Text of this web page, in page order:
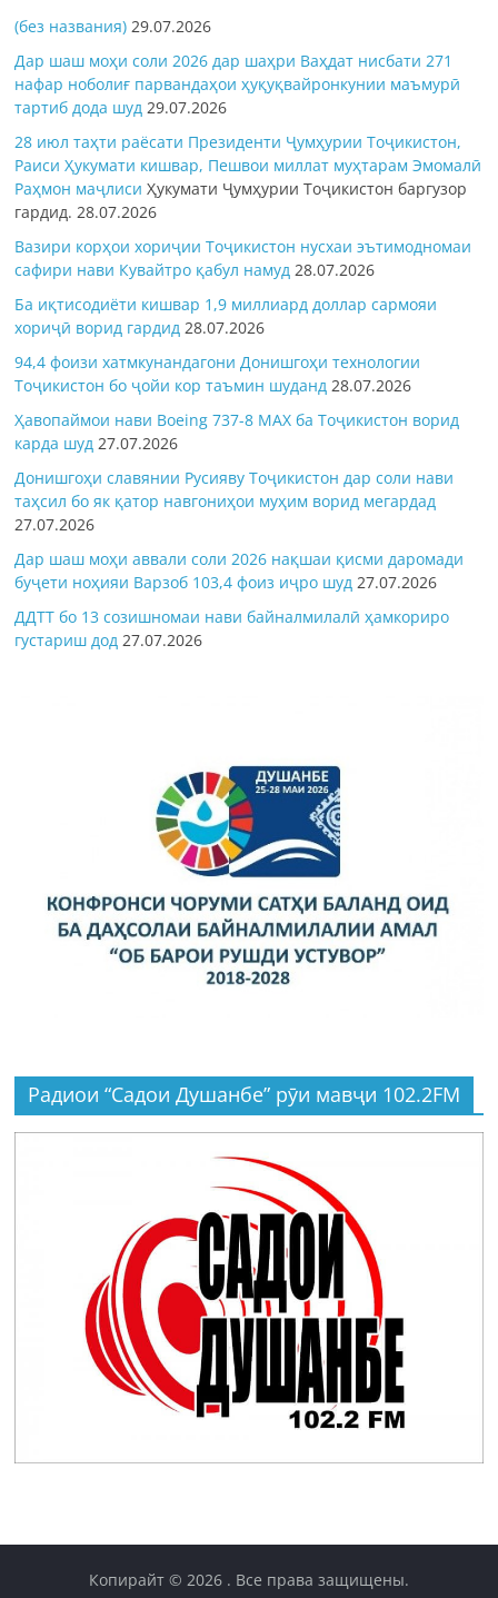
(без названия) 29.07.2026
Дар шаш моҳи соли 2026 дар шаҳри Ваҳдат нисбати 271
нафар ноболиғ парвандаҳои ҳуқуқвайронкунии маъмурӣ
тартиб дода шуд 29.07.2026
28 июл таҳти раёсати Президенти Ҷумҳурии Тоҷикистон,
Раиси Ҳукумати кишвар, Пешвои миллат муҳтарам Эмомалӣ
Раҳмон маҷлисиҲукумати Ҷумҳурии Тоҷикистон баргузор
гардид.28.07.2026
Вазири корҳои хориҷии Тоҷикистон нусхаи эътимодномаи
сафири нави Кувайтро қабул намуд 28.07.2026
Ба иқтисодиёти кишвар 1,9 миллиард доллар сармояи
хориҷӣ ворид гардид 28.07.2026
94,4 фоизи хатмкунандагони Донишгоҳи технологии
Тоҷикистон бо ҷойи кор таъмин шуданд 28.07.2026
Ҳавопаймои нави Boeing 737-8 MAX ба Тоҷикистон ворид
карда шуд 27.07.2026
Донишгоҳи славянии Русияву Тоҷикистон дар соли нави
таҳсил бо як қатор навгониҳои муҳим ворид мегардад
27.07.2026
Дар шаш моҳи аввали соли 2026 нақшаи қисми даромади
буҷети ноҳияи Варзоб 103,4 фоиз иҷро шуд 27.07.2026
ДДТТ бо 13 созишномаи нави байналмилалӣ ҳамкориро
густариш дод 27.07.2026
Радиои “Садои Душанбе” рӯи мавҷи 102.2FM
Копирайт © 2026 . Все права защищены.